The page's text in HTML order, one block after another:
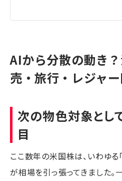
AIから分散の動き
売・旅行・レジャ
次の物色対象とし
目
ここ数年の米国株は、いわゆる
が相場を引っ張ってきました